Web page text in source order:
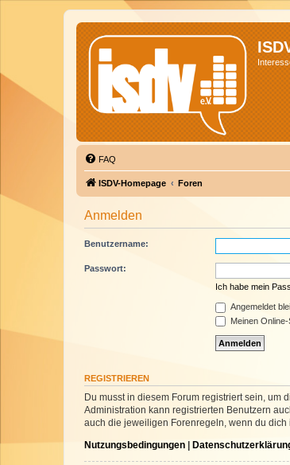
FAQ
ISDV-Homepage Foren
Anmelden
Benutzername:
Passwort:
Ich habe mein
Angemeldet
Meinen
REGISTRIEREN
Du musst in diesem Forum registriert sein, um
Administration kann registrierten Benutzern
auch die jeweiligen Forenregeln, wenn du dich
Nutzungsbedingungen |